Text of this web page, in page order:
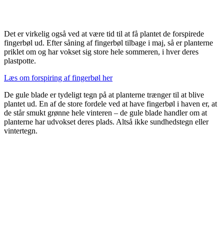
Det er virkelig også ved at være tid til at få plantet de forspirede
fingerbøl ud. Efter såning af fingerbøl tilbage i maj, så er planterne
priklet om og har vokset sig store hele sommeren, i hver deres
plastpotte.
Læs om forspiring af fingerbøl her
De gule blade er tydeligt tegn på at planterne trænger til at blive
plantet ud. En af de store fordele ved at have fingerbøl i haven er, at
de står smukt grønne hele vinteren – de gule blade handler om at
planterne har udvokset deres plads. Altså ikke sundhedstegn eller
vintertegn.